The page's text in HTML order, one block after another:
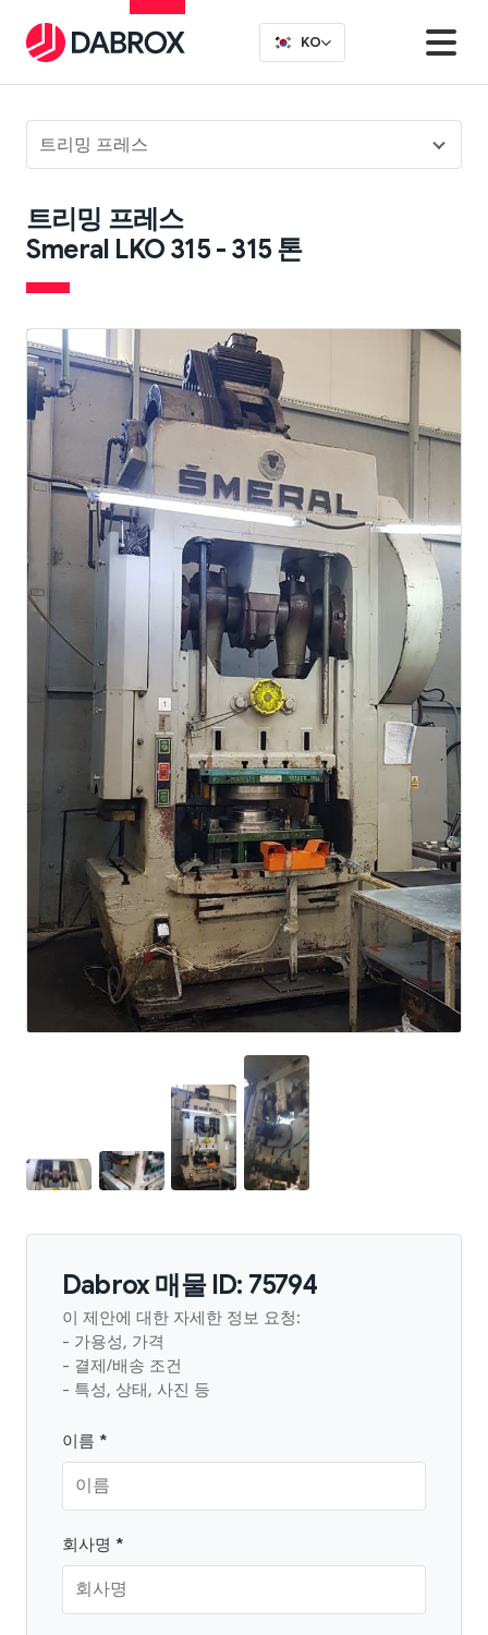
트리밍 프레스
트리밍 프레스
Smeral LKO 315 - 315 톤
Dabrox 매물 ID: 75794
이 제안에 대한 자세한 정보 요청:
- 가용성, 가격
- 결제/배송 조건
- 특성, 상태, 사진 등
이름 *
회사명 *